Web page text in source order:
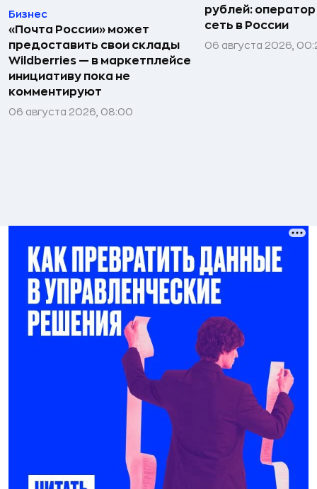
Бизнес
«Почта России» может
предоставить свои склады
Wildberries — в маркетплейсе
инициативу пока не
комментируют
06 августа 2026, 08:00
рублей:
сеть в России
06 августа 2026,